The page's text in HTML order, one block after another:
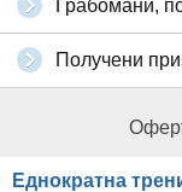
Грабомани,
Получени
Еднократна